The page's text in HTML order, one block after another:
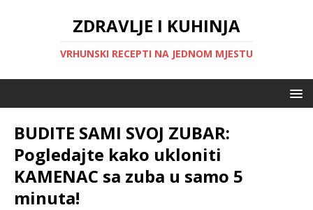
ZDRAVLJE I KUHINJA
VRHUNSKI RECEPTI NA JEDNOM MJESTU
BUDITE SAMI SVOJ ZUBAR:
Pogledajte kako ukloniti
KAMENAC sa zuba u samo 5
minuta!